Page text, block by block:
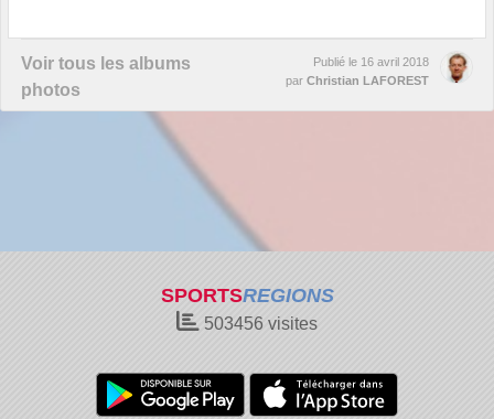
Voir tous les albums
photos
Publié le 16 avril 2018
par Christian LAFOREST
SPORTSREGIONS
503456 visites